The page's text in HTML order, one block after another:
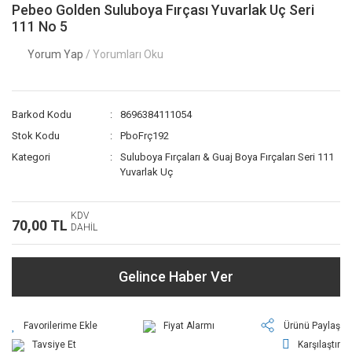
Pebeo Golden Suluboya Fırçası Yuvarlak Uç Seri
111 No 5
Yorum Yap / Yorumları Oku
Barkod Kodu
8696384111054
Stok Kodu
PboFrç192
Kategori
Suluboya Fırçaları & Guaj Boya Fırçaları Seri 111
Yuvarlak Uç
70,00 TL
KDV
DAHİL
Gelince Haber Ver
Fiyat Alarmı
Ürünü Paylaş
Tavsiye Et
Karşılaştır